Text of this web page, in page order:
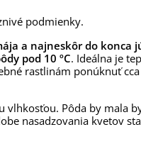
podmienky.
a najneskôr do konca
pod 10 ºC. Ideálna je
rastlinám ponúknuť
vlhkosťou. Pôda by mala
nasadzovania kvetov